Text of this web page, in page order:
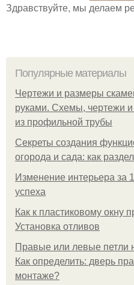
Здравствуйте, мы делаем
Популярные материалы
Чертежи и размеры
руками. Схемы, чертежи
из профильной трубы
Секреты создания
огорода и сада: как
Изменение интерьера за
успеха
Как к пластиковому окну
Установка отливов
Правые или левые петли
Как определить: дверь
монтаже?